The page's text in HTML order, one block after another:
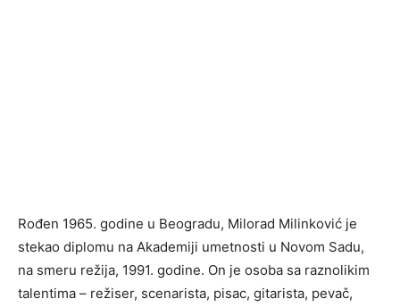
Rođen 1965. godine u Beogradu, Milorad Milinković je
stekao diplomu na Akademiji umetnosti u Novom Sadu,
na smeru režija, 1991. godine. On je osoba sa raznolikim
talentima – režiser, scenarista, pisac, gitarista, pevač,